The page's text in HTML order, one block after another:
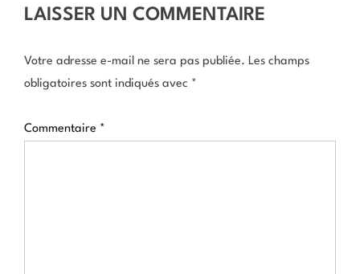
LAISSER UN COMMENTAIRE
Votre adresse e-mail ne sera pas publiée. Les champs
obligatoires sont indiqués avec *
Commentaire *